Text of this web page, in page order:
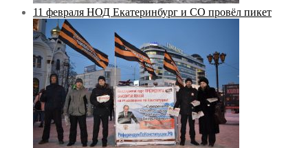
11 февраля НОД Екатеринбург и СО провёл пикет